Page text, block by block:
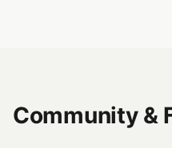
Community &